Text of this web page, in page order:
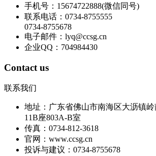
手机号：15674722888(微信同号)
联系电话：0734-8755555
0734-8755678
电子邮件：lyq@ccsg.cn
企业QQ：704984430
Contact us
联系我们
地址：广东省佛山市南海区大沥镇
11B座803A-B室
传真：0734-812-3618
官网：www.ccsg.cn
投诉与建议：0734-8755678